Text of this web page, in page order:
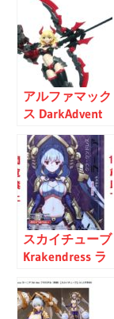
アルファマック
ス DarkAdvent
Dragondress ソ
フィア（特典付
き） レビュー
スカイチューブ
Krakendress ラ
セット レビュー